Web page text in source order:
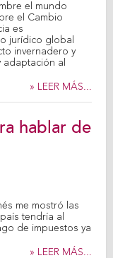
el mundo
el Cambio
es
jurídico global
invernadero y
al
» LEER MÁS...
hablar de
me mostró las
tendría al
de impuestos ya
» LEER MÁS...